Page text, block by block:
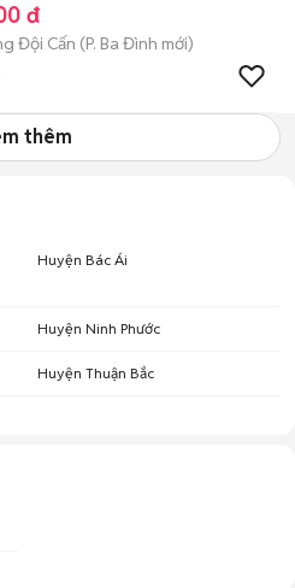
đ
Đội Cấn (P. Ba Đình mới)
thêm
Huyện Bác Ái
Huyện Ninh Phước
Huyện Thuận Bắc